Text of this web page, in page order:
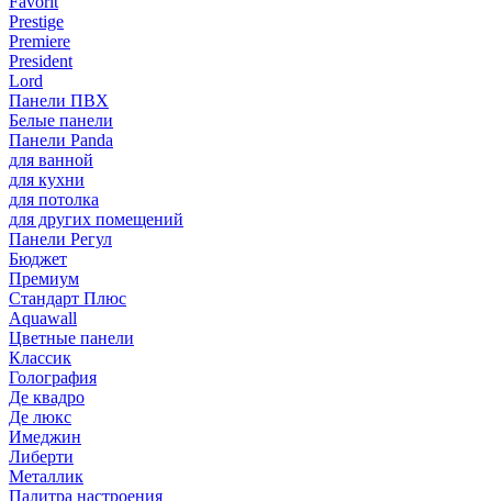
Prestige
Premiere
President
Lord
Панели ПВХ
Белые панели
Панели Panda
для ванной
для кухни
для потолка
для других помещений
Панели Регул
Бюджет
Премиум
Стандарт Плюс
Aquawall
Цветные панели
Классик
Голография
Де квадро
Де люкс
Имеджин
Либерти
Металлик
Палитра настроения